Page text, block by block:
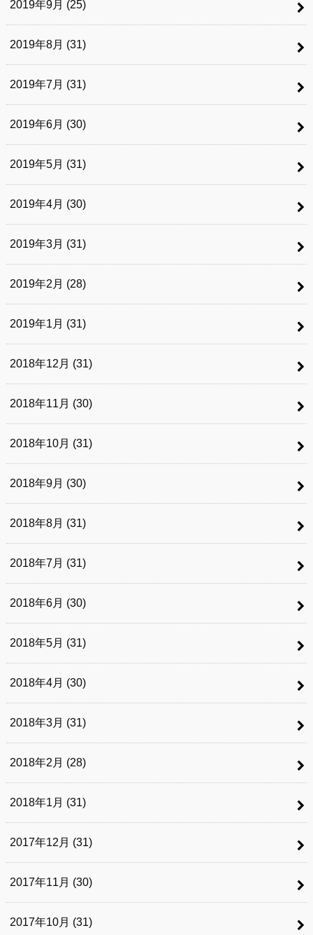
2019年9月 (25)
2019年8月 (31)
2019年7月 (31)
2019年6月 (30)
2019年5月 (31)
2019年4月 (30)
2019年3月 (31)
2019年2月 (28)
2019年1月 (31)
2018年12月 (31)
2018年11月 (30)
2018年10月 (31)
2018年9月 (30)
2018年8月 (31)
2018年7月 (31)
2018年6月 (30)
2018年5月 (31)
2018年4月 (30)
2018年3月 (31)
2018年2月 (28)
2018年1月 (31)
2017年12月 (31)
2017年11月 (30)
2017年10月 (31)